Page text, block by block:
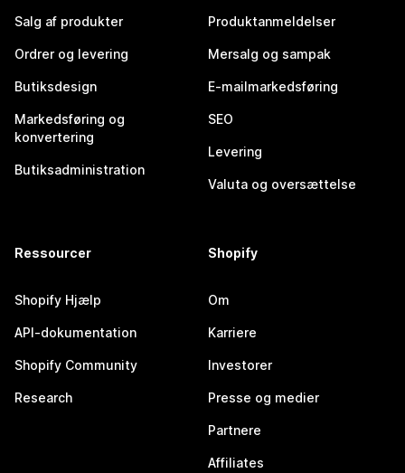
Salg af produkter
Ordrer og levering
Butiksdesign
Markedsføring og
konvertering
Butiksadministration
Produktanmeldelser
Mersalg og sampak
E-mailmarkedsføring
SEO
Levering
Valuta og oversættelse
Ressourcer
Shopify Hjælp
API-dokumentation
Shopify Community
Research
Shopify
Om
Karriere
Investorer
Presse og medier
Partnere
Affiliates